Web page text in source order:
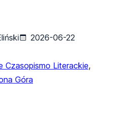
2026-06-22
Czasopismo Literackie,
Góra